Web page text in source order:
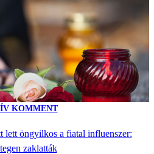
KOMMENT
lett öngyilkos a fiatal influenszer:
zaklatták